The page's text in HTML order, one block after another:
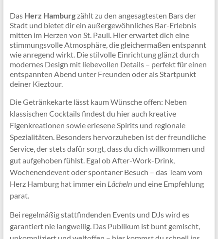
Das Herz Hamburgzählt zu den angesagtesten Bars der
Stadt und bietet dir ein außergewöhnliches Bar-Erlebnis
mitten im Herzen von St. Pauli. Hier erwartet dich eine
stimmungsvolle Atmosphäre, die gleichermaßen entspannt
wie anregend wirkt. Die stilvolle Einrichtung glänzt durch
modernes Design mit liebevollen Details – perfekt für einen
entspannten Abend unter Freunden oder als Startpunkt
deiner Kieztour.
Die Getränkekarte lässt kaum Wünsche offen: Neben
klassischen Cocktails findest du hier auch kreative
Eigenkreationen sowie erlesene Spirits und regionale
Spezialitäten. Besonders hervorzuheben ist der freundliche
Service, der stets dafür sorgt, dass du dich willkommen und
gut aufgehoben fühlst. Egal ob After-Work-Drink,
Wochenendevent oder spontaner Besuch – das Team vom
Herz Hamburg hat immer ein Lächelnund eine Empfehlung
parat.
Bei regelmäßig stattfindenden Events und DJs wird es
garantiert nie langweilig. Das Publikum ist bunt gemischt,